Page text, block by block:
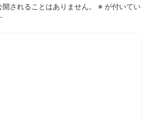
されることはありません。 ※ が付いてい